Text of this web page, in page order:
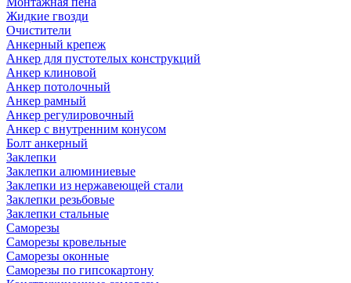
Жидкие гвозди
Очистители
Анкерный крепеж
Анкер для пустотелых конструкций
Анкер клиновой
Анкер потолочный
Анкер рамный
Анкер регулировочный
Анкер с внутренним конусом
Болт анкерный
Заклепки
Заклепки алюминиевые
Заклепки из нержавеющей стали
Заклепки резьбовые
Заклепки стальные
Саморезы
Саморезы кровельные
Саморезы оконные
Саморезы по гипсокартону